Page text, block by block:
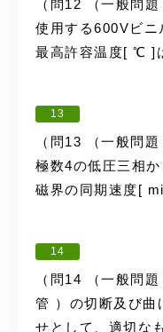
（問12 （一般問
使用する600Vビ
最高許容温度[ ℃ ]
13
（問13 （一般問
極数4の低圧三相
磁界の同期速度[
14
（問14 （一般問
管 ）の切断及び曲
せとして、適切な